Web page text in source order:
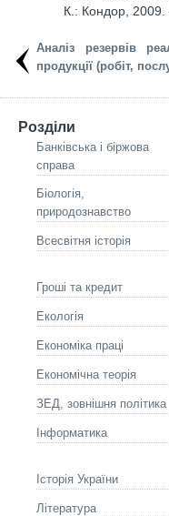
К.: Кондор,
Аналіз резервів
продукції (робіт,
Розділи
Банківська і біржова
справа
Біологія,
природознавство
Всесвітня історія
Гроші та кредит
Екологія
Економіка праці
Економічна теорія
ЗЕД, зовнішня політика
Інформатика
Історія України
Літературa